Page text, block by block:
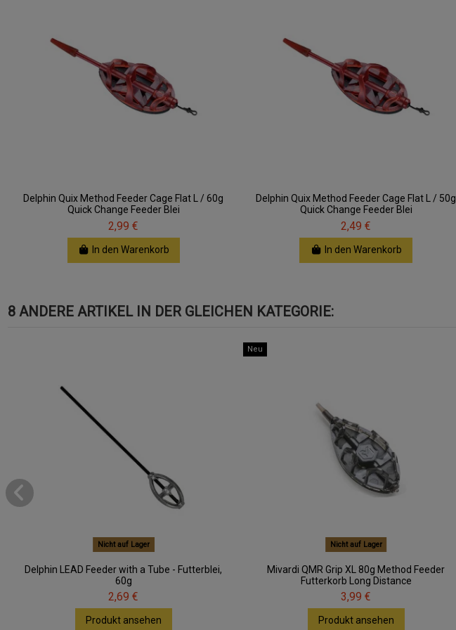
Delphin Quix Method Feeder Cage Flat L / 60g
Quick Change Feeder Blei
2,99 €
In den Warenkorb
Delphin Quix Method Feeder Cage Flat L / 50g
Quick Change Feeder Blei
2,49 €
In den Warenkorb
8 ANDERE ARTIKEL IN DER GLEICHEN KATEGORIE:
Nicht auf Lager
Delphin LEAD Feeder with a Tube - Futterblei,
60g
2,69 €
Produkt ansehen
Neu
Nicht auf Lager
Mivardi QMR Grip XL 80g Method Feeder
Futterkorb Long Distance
3,99 €
Produkt ansehen